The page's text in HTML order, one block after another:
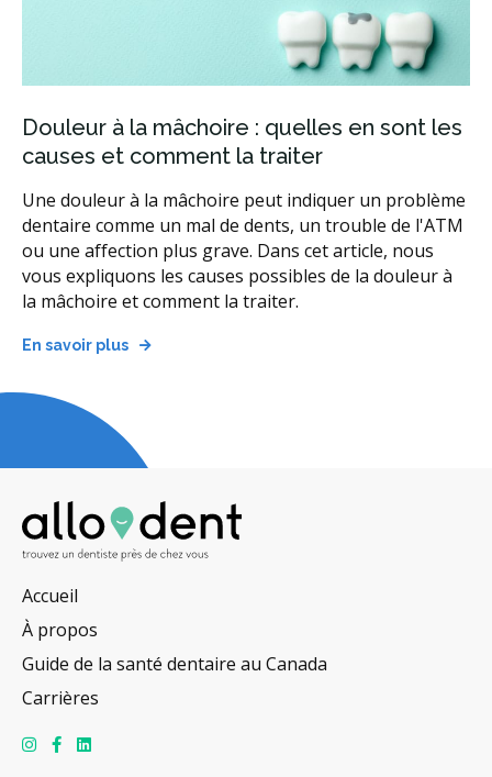
Douleur à la mâchoire : quelles en sont les
causes et comment la traiter
Une douleur à la mâchoire peut indiquer un problème
dentaire comme un mal de dents, un trouble de l'ATM
ou une affection plus grave. Dans cet article, nous
vous expliquons les causes possibles de la douleur à
la mâchoire et comment la traiter.
En savoir plus
Accueil
À propos
Guide de la santé dentaire au Canada
Carrières